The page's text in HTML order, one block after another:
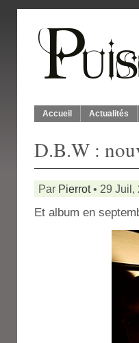
Accueil Actualités
D.B.W :
Par Pierrot• 29 Juil,
Et album en